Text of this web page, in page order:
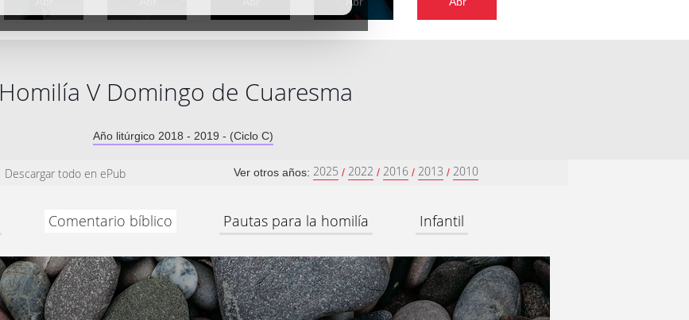
Homilía V Domingo de Cuaresma
Año litúrgico 2018 - 2019 - (Ciclo C)
Descargar todo en ePub Ver otros años: 2025 / 2022 / 2016 / 2013 / 2010
Comentario bíblico Pautas para la homilía Infantil